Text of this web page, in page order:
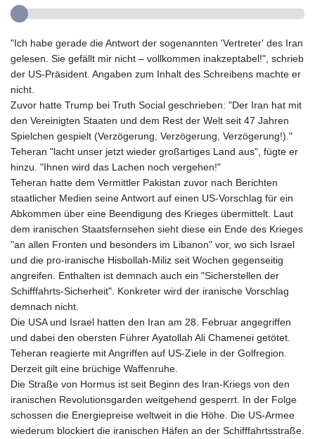
"Ich habe gerade die Antwort der sogenannten 'Vertreter' des Iran
gelesen. Sie gefällt mir nicht – vollkommen inakzeptabel!", schrieb
der US-Präsident. Angaben zum Inhalt des Schreibens machte er
nicht.
Zuvor hatte Trump bei Truth Social geschrieben: "Der Iran hat mit
den Vereinigten Staaten und dem Rest der Welt seit 47 Jahren
Spielchen gespielt (Verzögerung, Verzögerung, Verzögerung!)."
Teheran "lacht unser jetzt wieder großartiges Land aus", fügte er
hinzu. "Ihnen wird das Lachen noch vergehen!"
Teheran hatte dem Vermittler Pakistan zuvor nach Berichten
staatlicher Medien seine Antwort auf einen US-Vorschlag für ein
Abkommen über eine Beendigung des Krieges übermittelt. Laut
dem iranischen Staatsfernsehen sieht diese ein Ende des Krieges
"an allen Fronten und besonders im Libanon" vor, wo sich Israel
und die pro-iranische Hisbollah-Miliz seit Wochen gegenseitig
angreifen. Enthalten ist demnach auch ein "Sicherstellen der
Schifffahrts-Sicherheit". Konkreter wird der iranische Vorschlag
demnach nicht.
Die USA und Israel hatten den Iran am 28. Februar angegriffen
und dabei den obersten Führer Ayatollah Ali Chamenei getötet.
Teheran reagierte mit Angriffen auf US-Ziele in der Golfregion.
Derzeit gilt eine brüchige Waffenruhe.
Die Straße von Hormus ist seit Beginn des Iran-Kriegs von den
iranischen Revolutionsgarden weitgehend gesperrt. In der Folge
schossen die Energiepreise weltweit in die Höhe. Die US-Armee
wiederum blockiert die iranischen Häfen an der Schifffahrtsstraße.